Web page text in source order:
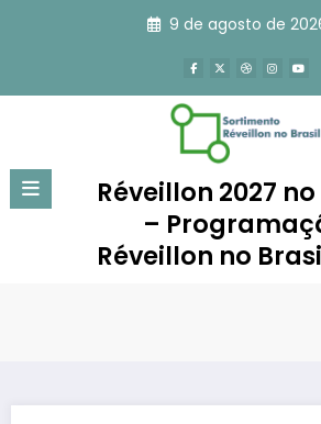
9 de agosto de
Réveillon 2027
–
Réveillon no